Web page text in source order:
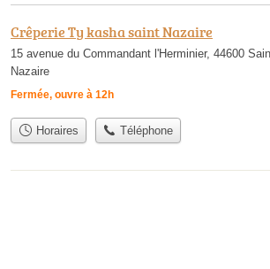
Crêperie Ty kasha saint Nazaire
15 avenue du Commandant l'Herminier, 44600
Nazaire
Fermée, ouvre à 12h
Horaires Téléphone